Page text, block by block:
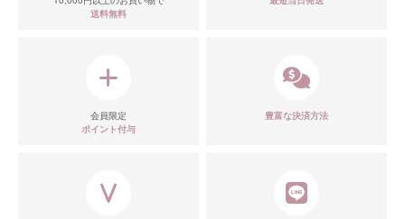
■スペック表
送料無料
会員限定
ポイント付与
豊富な決済方法